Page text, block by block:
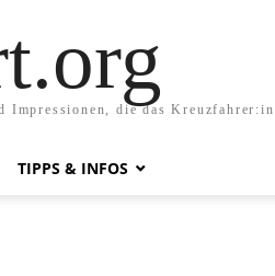
die das
TIPPS & INFOS